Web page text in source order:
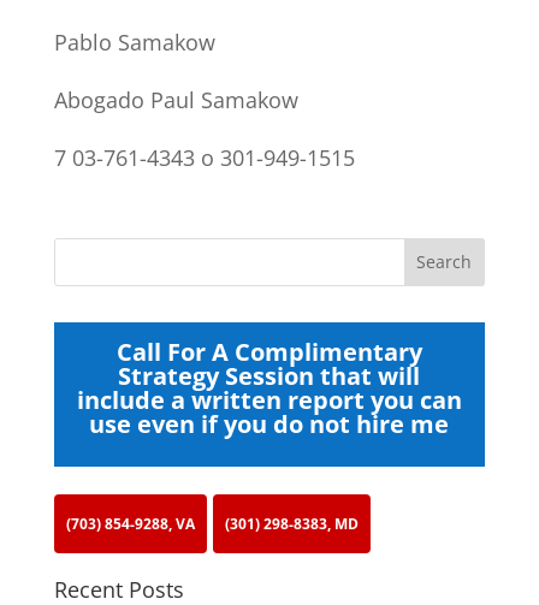
Pablo Samakow
Abogado Paul Samakow
7 03-761-4343 o 301-949-1515
Call For A Complimentary
Strategy Session that will
include a written report you can
use even if you do not hire me
(703) 854-9288, VA (301) 298-8383, MD
Recent Posts